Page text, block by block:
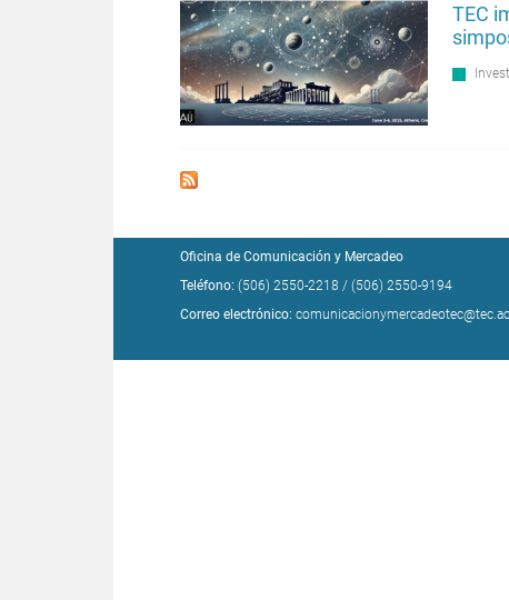
TEC
Oficina de Comunicación y Mercadeo
Teléfono: (506) 2550-2218 / (506) 2550-9194
Correo electrónico: